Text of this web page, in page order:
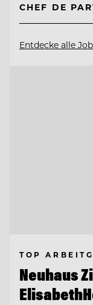
CHEF DE
Entdecke alle
TOP
Neuhaus